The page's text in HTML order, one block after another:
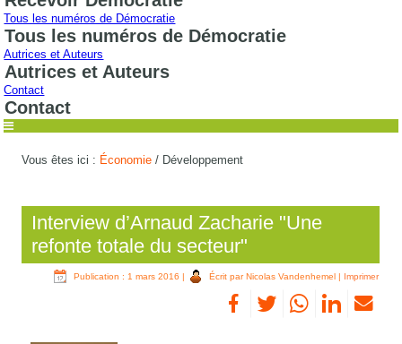
Tous les numéros de Démocratie
Tous les numéros de Démocratie
Autrices et Auteurs
Autrices et Auteurs
Contact
Contact
Vous êtes ici : Économie / Développement
Interview d’Arnaud Zacharie "Une
refonte totale du secteur"
Publication : 1 mars 2016 | Écrit par Nicolas Vandenhemel | Imprimer